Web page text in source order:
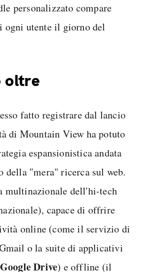
personalizzato compare
ogni utente il giorno del
oltre
fatto registrare dal lancio
di Mountain View ha potuto
espansionistica andata
della "mera" ricerca sul web.
multinazionale dell'hi-tech
capace di offrire
online (come il servizio di
o la suite di applicativi
Google Drive) e offline (il